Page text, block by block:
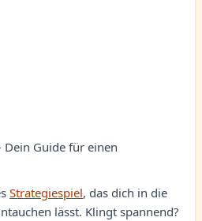
Guide für einen
Strategiespiel, das dich in die
lässt. Klingt spannend?